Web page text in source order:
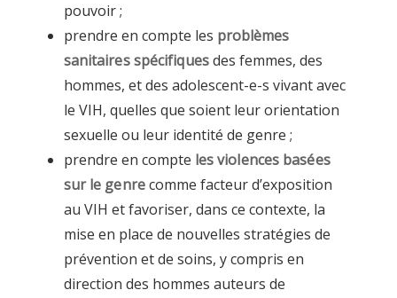
pouvoir ;
prendre en compte les problèmes
sanitaires spécifiquesdes femmes, des
hommes, et des adolescent-e-s vivant avec
le VIH, quelles que soient leur orientation
sexuelle ou leur identité de genre ;
prendre en compte les violences basées
sur le genrecomme facteur d’exposition
au VIH et favoriser, dans ce contexte, la
mise en place de nouvelles stratégies de
prévention et de soins, y compris en
direction des hommes auteurs de